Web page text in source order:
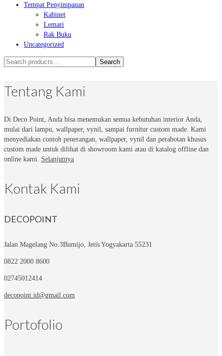
Tempat Penyimpanan
Kabinet
Lemari
Rak Buku
Uncategorized
Search
Search
Tentang Kami
Di Deco Point, Anda bisa menemukan semua kebutuhan interior Anda,
mulai dari lampu, wallpaper, vynil, sampai furnitur custom made. Kami
menyediakan contoh penerangan, wallpaper, vynil dan perabotan khusus
custom made untuk dilihat di showroom kami atau di katalog offline dan
online kami. Selanjutnya
Kontak Kami
DECOPOINT
Jalan Magelang No.3Bumijo, Jetis Yogyakarta 55231
0822 2000 8600
02745012414
decopoint.id@gmail.com
Portofolio